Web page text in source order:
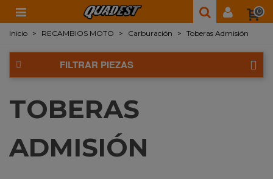
0
Inicio > RECAMBIOS MOTO > Carburación > Toberas Admisión
FILTRAR PIEZAS
TOBERAS
ADMISIÓN